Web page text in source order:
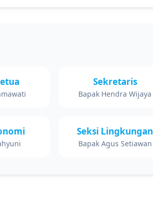
Sekretaris
Bapak Hendra Wijaya
Seksi Lingkungan
Bapak Agus Setiawan